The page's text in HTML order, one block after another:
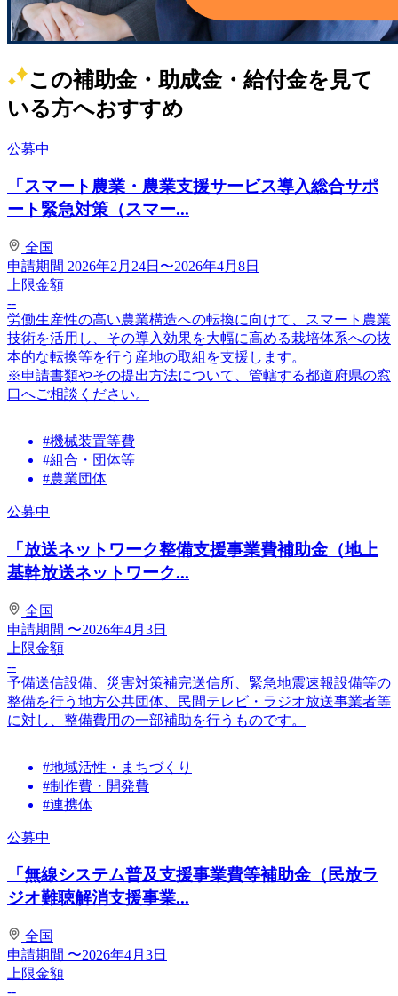
この補助金・助成金・給付金を見て
いる方へおすすめ
公募中
「スマート農業・農業支援サービス導入総合サポ
ート緊急対策（スマー...
全国
申請期間 2026年2月24日〜2026年4月8日
上限金額
--
労働生産性の高い農業構造への転換に向けて、スマート農業
技術を活用し、その導入効果を大幅に高める栽培体系への抜
本的な転換等を行う産地の取組を支援します。
※申請書類やその提出方法について、管轄する都道府県の窓
口へご相談ください。
#機械装置等費
#組合・団体等
#農業団体
公募中
「放送ネットワーク整備支援事業費補助金（地上
基幹放送ネットワーク...
全国
申請期間 〜2026年4月3日
上限金額
--
予備送信設備、災害対策補完送信所、緊急地震速報設備等の
整備を行う地方公共団体、民間テレビ・ラジオ放送事業者等
に対し、整備費用の一部補助を行うものです。
#地域活性・まちづくり
#制作費・開発費
#連携体
公募中
「無線システム普及支援事業費等補助金（民放ラ
ジオ難聴解消支援事業...
全国
申請期間 〜2026年4月3日
上限金額
--